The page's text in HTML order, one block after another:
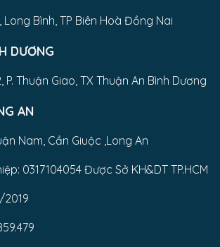
Long Bình, TP Biên Hoà Đồng Nai
DƯƠNG
P. Thuận Giao, TX Thuận An Bình Dương
AN
Nam, Cần Giuộc ,Long An
0317104054 Được Sở KH&DT TP.HCM